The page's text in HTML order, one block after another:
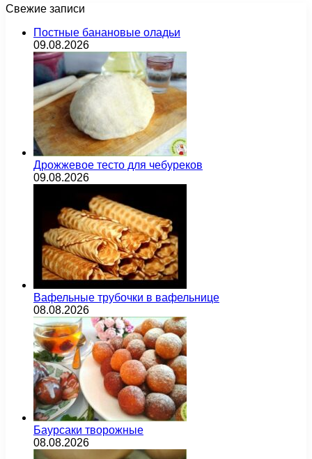
Свежие записи
Постные банановые оладьи
09.08.2026
Дрожжевое тесто для чебуреков
09.08.2026
Вафельные трубочки в вафельнице
08.08.2026
Баурсаки творожные
08.08.2026